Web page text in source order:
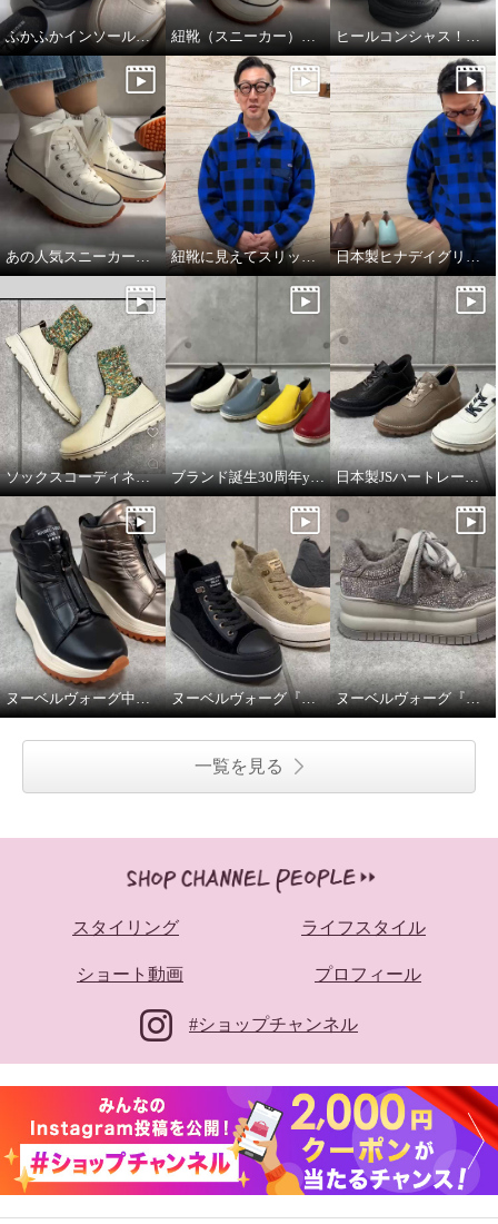
ふかふかインソールのこだわり！ ヒールコンシャス！魅せる大人のスニーカー
あの人気スニーカーが牛革になって登場！ 紐靴に見えてスリッポンスニーカー 日本製ヒナデイグリーン撥水レザーシューズ
ソックスコーディネートのイメージです。 ブランド誕生30周年year JSハートレーベルの説明動画 日本製JSハートレーベルの説明動画
ヌーベルヴォーグ中綿撥水スニーカーブーツ。 ヌーベルヴォーグ『ふわふわニットスニーカーブーツ』 ヌーベルヴォーグ『ゴージャスに魅せるムートンスニーカー』
一覧を見る
スタイリング ライフスタイル
ショート動画 プロフィール
#ショップチャンネル